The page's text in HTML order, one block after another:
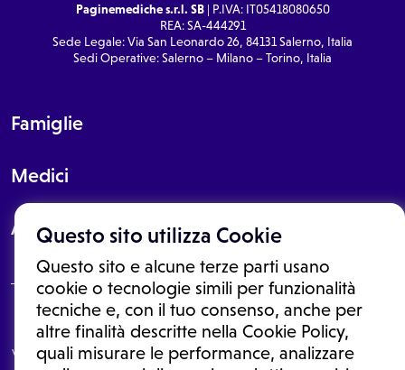
Questo sito utilizza Cookie
Questo sito e alcune terze parti usano
cookie o tecnologie simili per funzionalità
tecniche e, con il tuo consenso, anche per
altre finalità descritte nella Cookie Policy,
quali misurare le performance, analizzare
Paginemediche s.r.l. SB| P.IVA: IT05418080650
REA: SA-444291
Sede Legale: Via San Leonardo 26, 84131 Salerno, Italia
Sedi Operative: Salerno – Milano – Torino, Italia
Famiglie
Medici
About
Le informazioni proposte in questo sito non sono un consulto medico.
In nessun caso, queste informazioni sostituiscono un consulto, una
visita o una diagnosi formulata dal medico. Non si devono considerare
le informazioni disponibili come suggerimenti per la formulazione di